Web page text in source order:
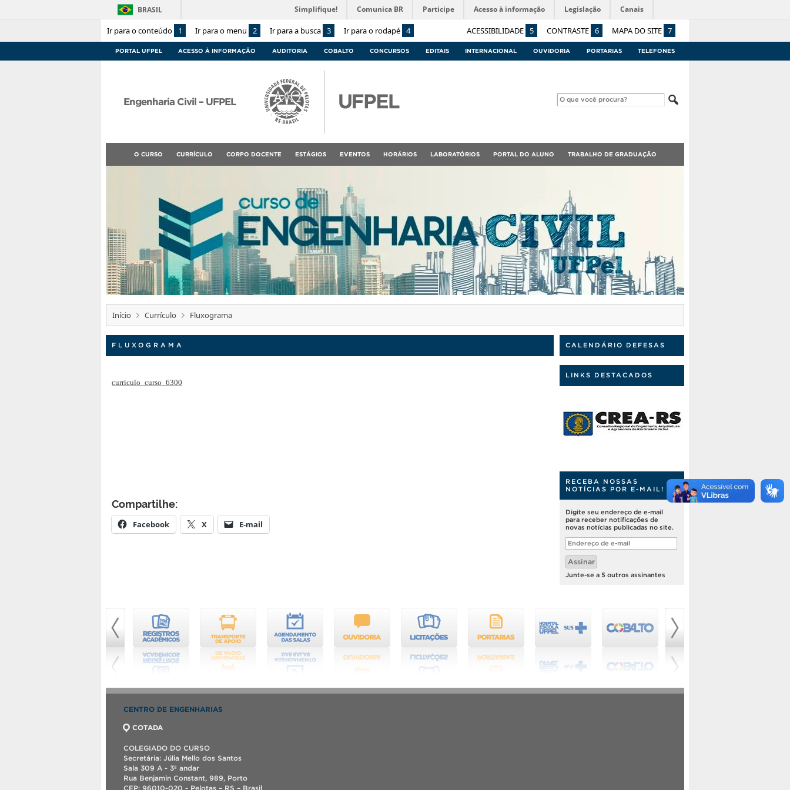
Ir para o conteúdo 1 Ir para o menu 2 Ir para a busca 3 Ir para o rodapé 4 ACESSIBILIDADE 5 CONTRASTE 6 MAPA DO SITE 7
BRASIL Simplifique! Comunica BR Participe Acesso à informação Legislação Canais
PORTAL UFPEL ACESSO À INFORMAÇÃO AUDITORIA COBALTO CONCURSOS EDITAIS INTERNACIONAL OUVIDORIA PORTARIAS TELEFONES
Engenharia Civil – UFPEL
O CURSO CURRÍCULO CORPO DOCENTE ESTÁGIOS EVENTOS HORÁRIOS LABORATÓRIOS PORTAL DO ALUNO TRABALHO DE GRADUAÇÃO
Início Currículo Fluxograma
FLUXOGRAMA
curriculo_curso_6300
Compartilhe:
Facebook X E-mail
CALENDÁRIO DEFESAS
LINKS DESTACADOS
RECEBA NOSSAS
NOTÍCIAS POR E-MAIL!
Digite seu endereço de e-mail
para receber notificações de
novas notícias publicadas no site.
Endereço
de
e-
mail
Assinar
Junte-se a 5 outros assinantes
CENTRO DE ENGENHARIAS
COTADA
COLEGIADO DO CURSO
Secretária: Júlia Mello dos Santos
Sala 309 A - 3º andar
Rua Benjamin Constant, 989, Porto
CEP: 96010-020 - Pelotas – RS – Brasil